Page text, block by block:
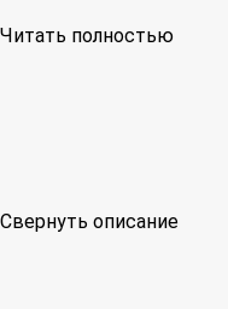
Читать полностью
Свернуть описание